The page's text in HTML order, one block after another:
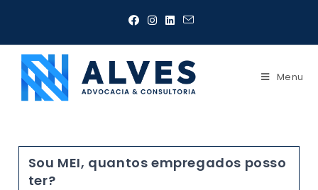
Menu
Sou MEI, quantos empregados posso
ter?